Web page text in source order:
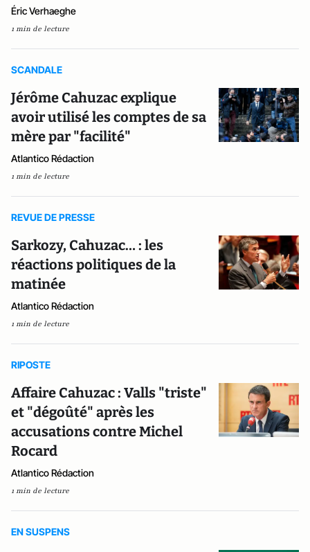
Éric Verhaeghe
1 min de lecture
SCANDALE
Jérôme Cahuzac explique
avoir utilisé les comptes de sa
mère par "facilité"
Atlantico Rédaction
1 min de lecture
REVUE DE PRESSE
Sarkozy, Cahuzac… : les
réactions politiques de la
matinée
Atlantico Rédaction
1 min de lecture
RIPOSTE
Affaire Cahuzac : Valls "triste"
et "dégoûté" après les
accusations contre Michel
Rocard
Atlantico Rédaction
1 min de lecture
EN SUSPENS